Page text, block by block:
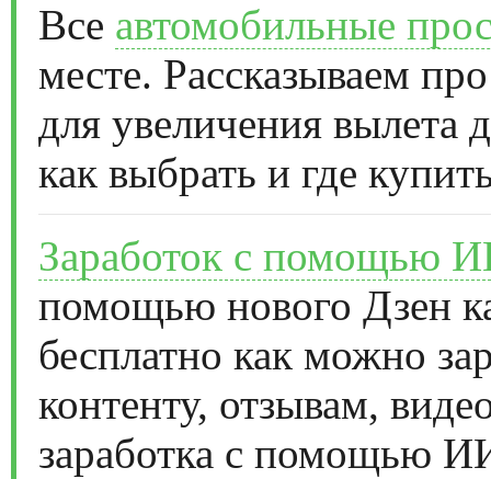
Все автомобильные
месте. Рассказываем
для увеличения вылета
как выбрать и где
Заработок с помощью
помощью нового Дзен
бесплатно как можно
контенту, отзывам,
заработка с помощью